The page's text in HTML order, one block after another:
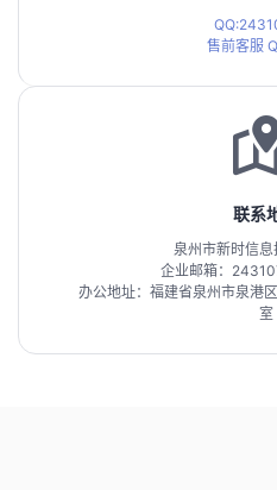
售前客服
联系
泉州市新时信息
企业邮箱：
办公地址：福建省泉州市泉港
室